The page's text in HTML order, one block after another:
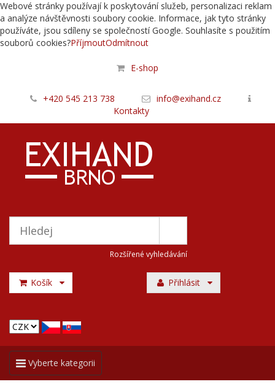
Webové stránky používají k poskytování služeb, personalizaci reklam
a analýze návštěvnosti soubory cookie. Informace, jak tyto stránky
používáte, jsou sdíleny se společností Google. Souhlasíte s použitím
souborů cookies?PříjmoutOdmítnout
E-shop
+420 545 213 738
info@exihand.cz
Kontakty
Rozšířené vyhledávání
Košík Přihlásit
Toggle
navigation
Vyberte kategorii